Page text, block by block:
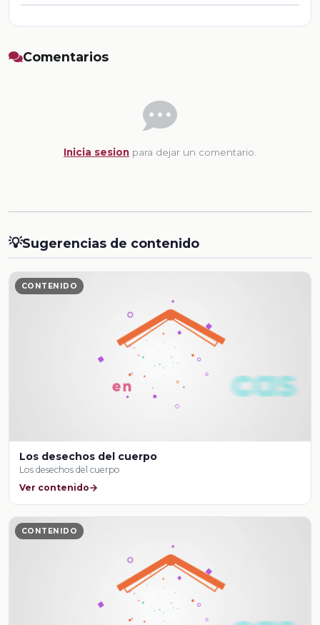
Comentarios
Inicia sesion para dejar un comentario.
💡Sugerencias de contenido
CONTENIDO
Los desechos del cuerpo
Los desechos del cuerpo
Ver contenido
CONTENIDO